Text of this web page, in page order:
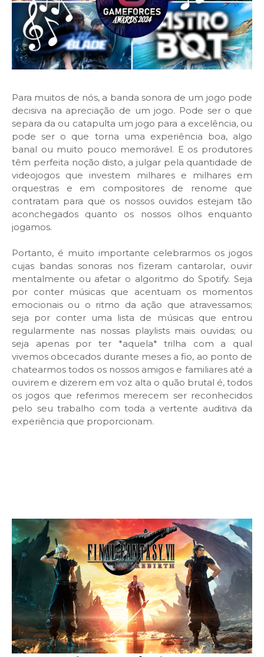
Para muitos de nós, a banda sonora de um jogo pode
decisiva na apreciação de um jogo. Pode ser o que
separa da ou catapulta um jogo para a excelência, ou
pode ser o que torna uma experiência boa, algo
banal ou muito pouco memorável. E os produtores
têm perfeita noção disto, a julgar pela quantidade de
videojogos que investem milhares e milhares em
orquestras e em compositores de renome que
contratam para que os nossos ouvidos estejam tão
aconchegados quanto os nossos olhos enquanto
jogamos.
Portanto, é muito importante celebrarmos os jogos
cujas bandas sonoras nos fizeram cantarolar, ouvir
mentalmente ou afetar o algoritmo do Spotify. Seja
por conter músicas que acentuam os momentos
emocionais ou o ritmo da ação que atravessamos;
seja por conter uma lista de músicas que entrou
regularmente nas nossas playlists mais ouvidas; ou
seja apenas por ter *aquela* trilha com a qual
vivemos obcecados durante meses a fio, ao ponto de
chatearmos todos os nossos amigos e familiares até a
ouvirem e dizerem em voz alta o quão brutal é, todos
os jogos que referimos merecem ser reconhecidos
pelo seu trabalho com toda a vertente auditiva da
experiência que proporcionam.